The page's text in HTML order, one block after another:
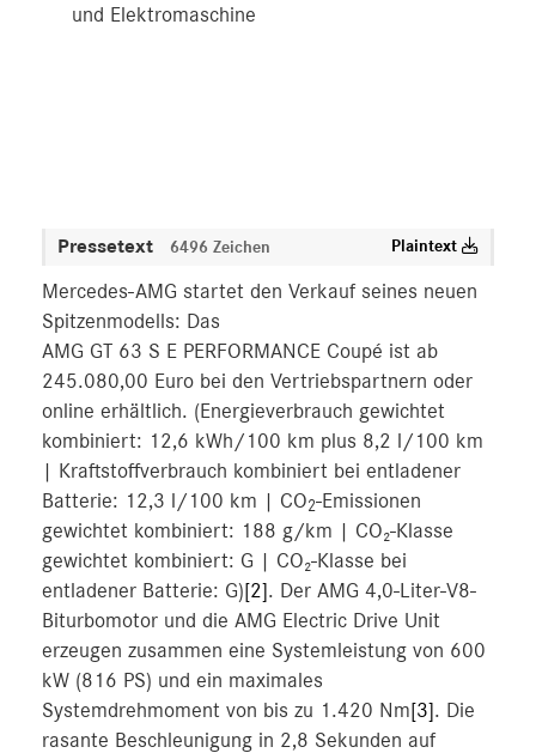
und Elektromaschine
Pressetext 6496 Zeichen Plaintext
Mercedes-AMG startet den Verkauf seines neuen
Spitzenmodells: Das
AMG GT 63 S E PERFORMANCE Coupé ist ab
245.080,00 Euro bei den Vertriebspartnern oder
online erhältlich. (Energieverbrauch gewichtet
kombiniert: 12,6 kWh/100 km plus 8,2 l/100 km
| Kraftstoffverbrauch kombiniert bei entladener
Batterie: 12,3 l/100 km | CO2-Emissionen
gewichtet kombiniert: 188 g/km | CO₂-Klasse
gewichtet kombiniert: G | CO₂-Klasse bei
entladener Batterie: G)[2]. Der AMG 4,0-Liter-V8-
Biturbomotor und die AMG Electric Drive Unit
erzeugen zusammen eine Systemleistung von 600
kW (816 PS) und ein maximales
Systemdrehmoment von bis zu 1.420 Nm[3]. Die
rasante Beschleunigung in 2,8 Sekunden auf